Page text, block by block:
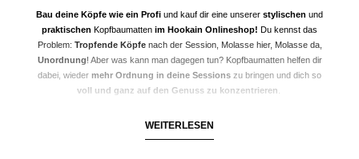
Bau deine Köpfe wie ein Profi und kauf dir eine unserer stylischen und
praktischen Kopfbaumatten im Hookain Onlineshop! Du kennst das
Problem: Tropfende Köpfenach der Session, Molassehier, Molasse da,
Unordnung! Aber was kann man dagegen tun? Kopfbaumatten helfen dir
dabei, wieder mehr Ordnung in deine Sessions zu bringen und dich so
voll und ganz auf den Genuss zu konzentrieren
WEITERLESEN